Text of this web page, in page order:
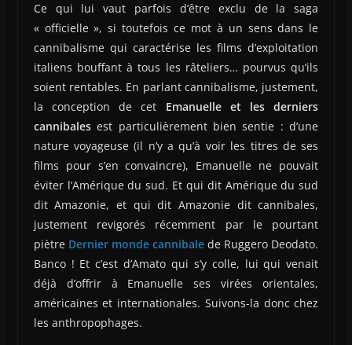
Ce qui lui vaut parfois d’être exclu de la saga
« officielle », si toutefois ce mot à un sens dans le
cannibalisme qui caractérise les films d’exploitation
italiens bouffant à tous les râteliers… pourvus qu’ils
soient rentables. En parlant cannibalisme, justement,
la conception de cet Emanuelle et les derniers
cannibalesest particulièrement bien sentie : d’une
nature voyageuse (il n’y a qu’à voir les titres de ses
films pour s’en convaincre), Emanuelle ne pouvait
éviter l’Amérique du sud. Et qui dit Amérique du sud
dit Amazonie, et qui dit Amazonie dit cannibales,
justement revigorés récemment par le pourtant
piètre Dernier monde cannibale de Ruggero Deodato.
Banco ! Et c’est d’Amato qui s’y colle, lui qui venait
déjà d’offrir à Emanuelle ses virées orientales,
américaines et internationales. Suivons-la donc chez
les anthropophages.